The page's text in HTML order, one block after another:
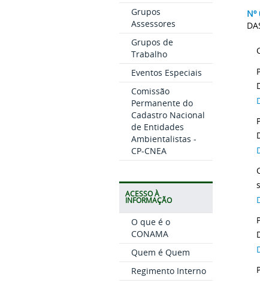
Grupos
Assessores
Grupos de
Trabalho
Eventos Especiais
Comissão
Permanente do
Cadastro Nacional
de Entidades
Ambientalistas -
CP-CNEA
ACESSO À
INFORMAÇÃO
O que é o
CONAMA
Quem é Quem
Regimento Interno